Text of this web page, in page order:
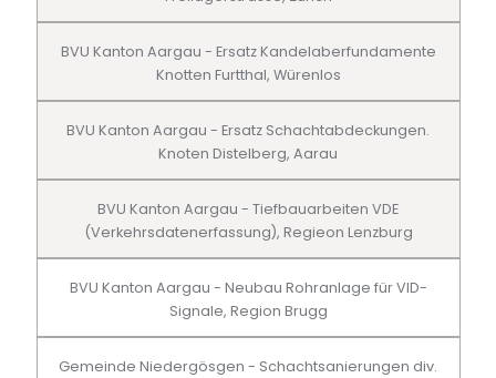
BVU Kanton Aargau - Ersatz Kandelaberfundamente
Knotten Furtthal, Würenlos
BVU Kanton Aargau - Ersatz Schachtabdeckungen.
Knoten Distelberg, Aarau
BVU Kanton Aargau - Tiefbauarbeiten VDE
(Verkehrsdatenerfassung), Regieon Lenzburg
BVU Kanton Aargau - Neubau Rohranlage für VID-
Signale, Region Brugg
Gemeinde Niedergösgen - Schachtsanierungen div.